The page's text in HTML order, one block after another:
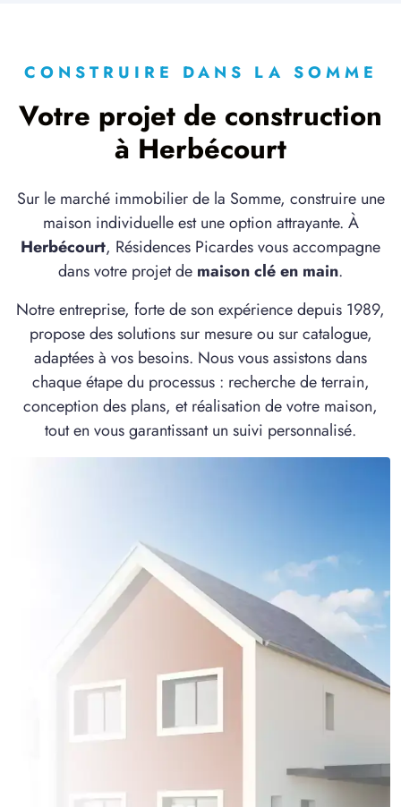
CONSTRUIRE DANS LA SOMME
Votre projet de construction
à Herbécourt
Sur le marché immobilier de la Somme, construire une
maison individuelle est une option attrayante. À
Herbécourt, Résidences Picardes vous accompagne
dans votre projet de maison clé en main.
Notre entreprise, forte de son expérience depuis 1989,
propose des solutions sur mesure ou sur catalogue,
adaptées à vos besoins. Nous vous assistons dans
chaque étape du processus : recherche de terrain,
conception des plans, et réalisation de votre maison,
tout en vous garantissant un suivi personnalisé.